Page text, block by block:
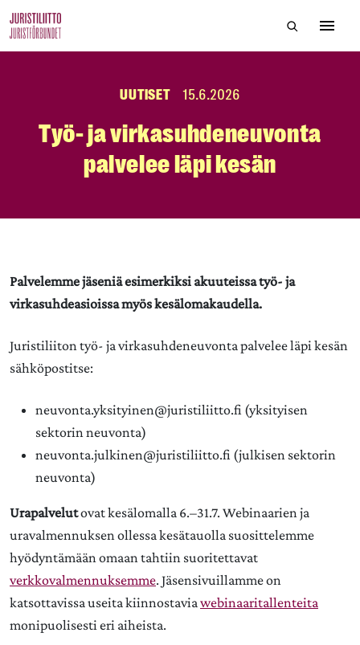
to
Hae
UUTISET 15.6.2026
Työ- ja virkasuhdeneuvonta
palvelee läpi kesän
Palvelemme jäseniä esimerkiksi akuuteissa työ- ja
virkasuhdeasioissa myös kesälomakaudella.
Juristiliiton työ- ja virkasuhdeneuvonta palvelee läpi kesän
sähköpostitse:
neuvonta.yksityinen@juristiliitto.fi (yksityisen
sektorin neuvonta)
neuvonta.julkinen@juristiliitto.fi (julkisen sektorin
neuvonta)
Urapalvelutovat kesälomalla 6.–31.7. Webinaarien ja
uravalmennuksen ollessa kesätauolla suosittelemme
hyödyntämään omaan tahtiin suoritettavat
verkkovalmennuksemme. Jäsensivuillamme on
katsottavissa useita kiinnostaviawebinaaritallenteita
monipuolisesti eri aiheista.